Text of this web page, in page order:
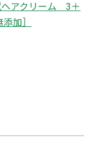
アクリーム 3＋
加］